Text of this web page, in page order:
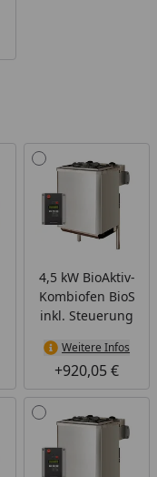
4,5 kW BioAktiv-
Kombiofen BioS
inkl. Steuerung
Weitere Infos
+920,05 €